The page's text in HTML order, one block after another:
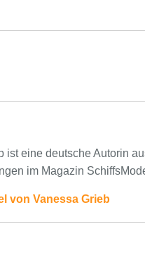
ist eine deutsche Autorin
im Magazin
von Vanessa Grieb